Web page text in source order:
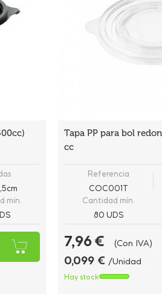
mín.
Tapa PP para bol
cc
Referencia
COC001T
Cantidad mín.
80 UDS
7,96 € (Con IVA)
0,099 € /Unidad
Hay stock